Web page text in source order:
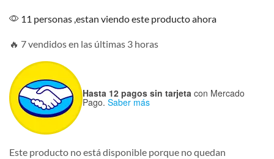
11 personas ,estan viendo este producto ahora
🔥 7 vendidos en las últimas 3 horas
Hasta 12 pagos sin tarjeta con Mercado
Pago. Saber más
Este producto no está disponible porque no quedan